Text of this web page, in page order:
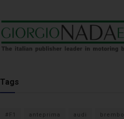
Tags
#F1 anteprima audi brembo